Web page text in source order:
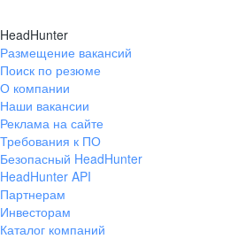
HeadHunter
Размещение вакансий
Поиск по резюме
О компании
Наши вакансии
Реклама на сайте
Требования к ПО
Безопасный HeadHunter
HeadHunter API
Партнерам
Инвесторам
Каталог компаний